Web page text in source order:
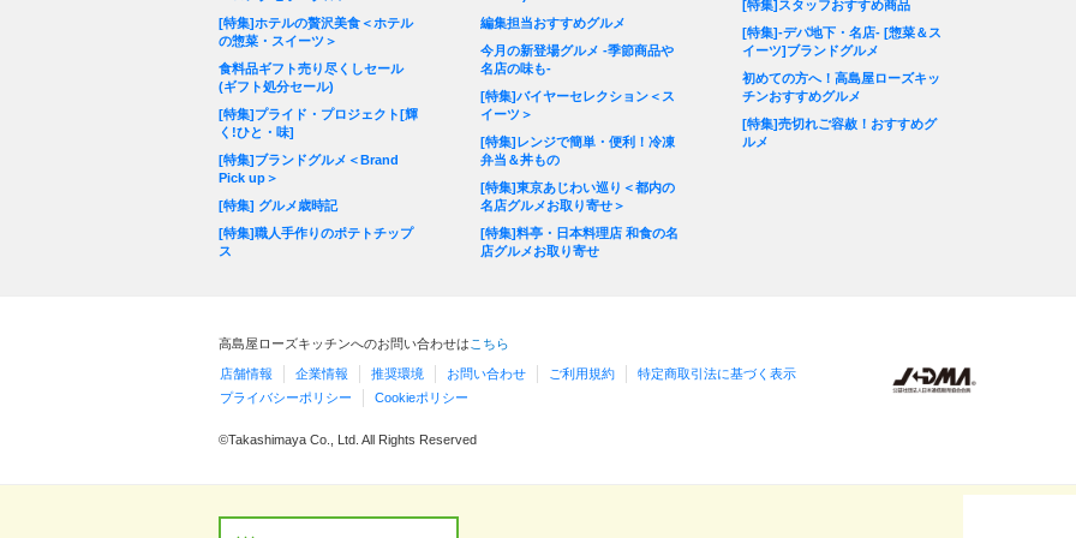
[特集]ホテルの贅沢美食＜ホテル
の惣菜・スイーツ＞
食料品ギフト売り尽くしセール
(ギフト処分セール)
[特集]プライド・プロジェクト[輝
く!ひと・味]
[特集]ブランドグルメ＜Brand
Pick up＞
[特集] グルメ歳時記
[特集]職人手作りのポテトチップ
ス
編集担当おすすめグルメ
今月の新登場グルメ -季節商品や
名店の味も-
[特集]バイヤーセレクション＜ス
イーツ＞
[特集]レンジで簡単・便利！冷凍
弁当＆丼もの
[特集]東京あじわい巡り＜都内の
名店グルメお取り寄せ＞
[特集]料亭・日本料理店 和食の名
店グルメお取り寄せ
[特集]スタッフおすすめ商品
[特集]-デパ地下・名店- [惣菜＆ス
イーツ]ブランドグルメ
初めての方へ！高島屋ローズキッ
チンおすすめグルメ
[特集]売切れご容赦！おすすめグ
ルメ
高島屋ローズキッチンへのお問い合わせは こちら
店舗情報 企業情報 推奨環境 お問い合わせ ご利用規約
特定商取引法に基づく表示
プライバシーポリシー
Cookieポリシー
©Takashimaya Co., Ltd. All Rights Reserved